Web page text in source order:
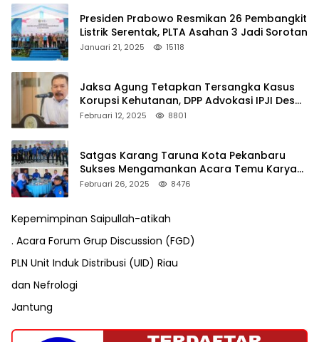
Presiden Prabowo Resmikan 26 Pembangkit
Listrik Serentak, PLTA Asahan 3 Jadi Sorotan
Januari 21, 2025 15118
Jaksa Agung Tetapkan Tersangka Kasus
Korupsi Kehutanan, DPP Advokasi IPJI Desak
Pengusutan Pajak RAPP
Februari 12, 2025 8801
Satgas Karang Taruna Kota Pekanbaru
Sukses Mengamankan Acara Temu Karya
VII Karang Taruna Pekanbaru
Februari 26, 2025 8476
Kepemimpinan Saipullah-atikah
. Acara Forum Grup Discussion (FGD)
PLN Unit Induk Distribusi (UID) Riau
dan Nefrologi
Jantung